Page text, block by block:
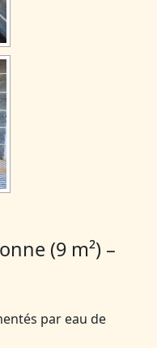
(9 m²) –
par eau de